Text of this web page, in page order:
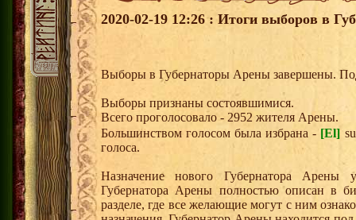
2020-02-19 12:26 : Итоги выборов в
Выборы в Губернаторы Арены завершены.
Выборы признаны состоявшимися.
Всего проголосовало - 2952 жителя Арены.
Большинством голосом была избрана - [El]
голоса.
Назначение нового Губернатора Арены
Губернатора Арены полностью описан в
разделе, где все желающие могут с ним